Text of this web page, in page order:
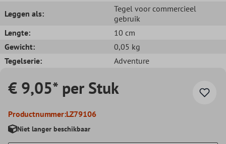
Leggen als:
Tegel voor commercieel
gebruik
Lengte:
10 cm
Gewicht:
0,05 kg
Tegelserie:
Adventure
€ 9,05* per Stuk
Productnummer:LZ79106
Niet langer beschikbaar